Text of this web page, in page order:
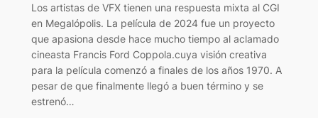
Los artistas de VFX tienen una respuesta mixta al CGI
en Megalópolis. La película de 2024 fue un proyecto
que apasiona desde hace mucho tiempo al aclamado
cineasta Francis Ford Coppola.cuya visión creativa
para la película comenzó a finales de los años 1970. A
pesar de que finalmente llegó a buen término y se
estrenó…